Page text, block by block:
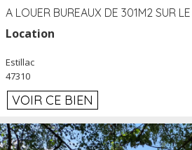
Location
Estillac
47310
VOIR CE BIEN